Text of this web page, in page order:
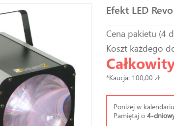
Efekt LED
Cena pakietu (4
Koszt każdego
*Kaucja: 100,00 zł
Poniżej w
Pamiętaj o 4-